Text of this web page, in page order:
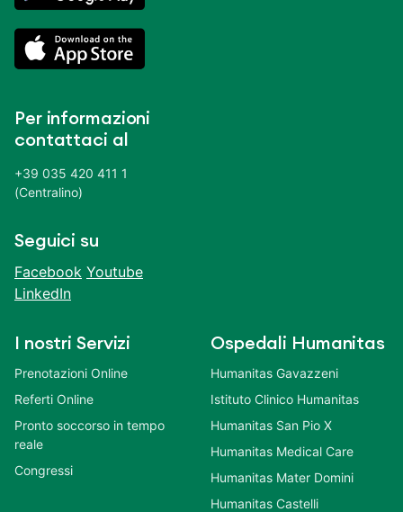
Per informazioni
contattaci al
+39 035 420 411 1
(Centralino)
Seguici su
Facebook Youtube
LinkedIn
I nostri Servizi
Prenotazioni Online
Referti Online
Pronto soccorso in tempo
reale
Congressi
Ospedali Humanitas
Humanitas Gavazzeni
Istituto Clinico Humanitas
Humanitas San Pio X
Humanitas Medical Care
Humanitas Mater Domini
Humanitas Castelli